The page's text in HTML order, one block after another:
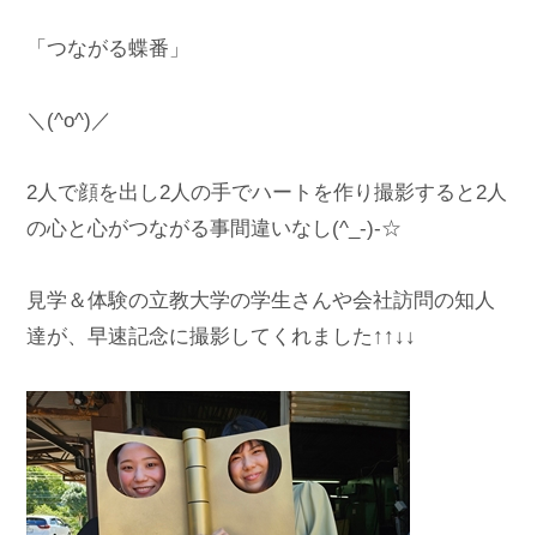
「つながる蝶番」
＼(^o^)／
2人で顔を出し2人の手でハートを作り撮影すると2人
の心と心がつながる事間違いなし(^_-)-☆
見学＆体験の立教大学の学生さんや会社訪問の知人
達が、早速記念に撮影してくれました↑↑↓↓